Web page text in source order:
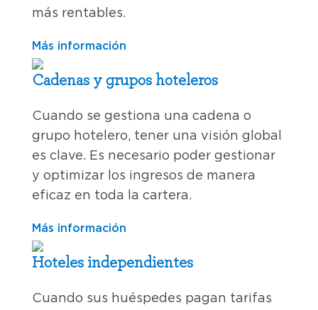
más rentables.
Más información
Cadenas y grupos hoteleros
Cuando se gestiona una cadena o
grupo hotelero, tener una visión global
es clave. Es necesario poder gestionar
y optimizar los ingresos de manera
eficaz en toda la cartera.
Más información
Hoteles independientes
Cuando sus huéspedes pagan tarifas